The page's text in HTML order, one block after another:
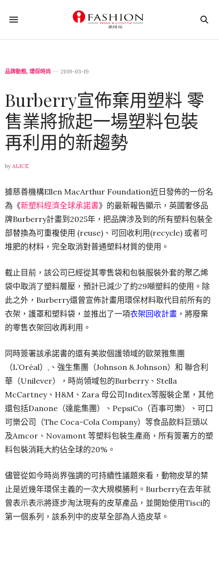
品牌動態, 環保時尚 2019-03-19
Burberry宣佈棄用塑料 零
售業將掀起一場塑料包裝
再利用的新趨勢
by ALICE
據慈善機構Ellen MacArthur Foundation近日發佈的一份名
為《新塑料經濟全球承諾書》的最新報告顯示，英國奢侈品
牌Burberry計畫到2025年，把品牌涉及到的所有塑料包裝全
部替換為可重複使用 (reuse)、可回收利用(recycle) 或者可
堆肥的材料，完全取消對普通塑料材質的使用。
截止目前，該公司已經從其零售袋和包裝服裝外套的聚乙烯
袋中取消了塑料層壓，預計已減少了約29噸塑料的使用。除
此之外，Burberry還曾宣佈計畫用環保材料取代目前所有的
衣架，護罩和塑料袋，並推出了一項衣架回收計畫 ，將廢棄
的零售衣架回收再利用。
同時簽署該承諾書的還有美妝個護領域的歐萊雅集團
（L’Oréal）,、強生集團（Johnson & Johnson）和 聯合利
華（Unilever），時尚領域包的Burberry、Stella
McCartney、H&M、Zara 母公司Inditex等服裝企業，其他
還包括Danone（達能集團）、PepsiCo（百事可樂）、可口
可樂公司（The Coca-Cola Company）等食品飲料巨頭以
及Amcor、Novamont 等塑料包裝生產商，所有簽署方的塑
料包裝消耗大約佔全球的20%。
儘管從如今時尚界強調的可持續性議題來看，動物皮草的禁
止是近幾年環保主義的一次大規模勝利。Burberry在去年就
曾表示表示將逐步淘汰現有的皮草產品，並開始使用Tisci的
第一個系列，該系列中的皮草全部為人造皮草。